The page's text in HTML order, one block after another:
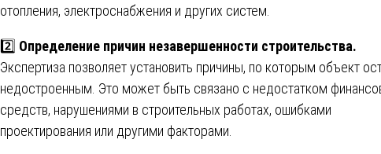
отопления, электроснабжения и других систем.
2️⃣ Определение причин незавершенности строительства.
Экспертиза позволяет установить причины, по которым объект
недостроенным. Это может быть связано с недостатком
средств, нарушениями в строительных работах, ошибками
проектирования или другими факторами.